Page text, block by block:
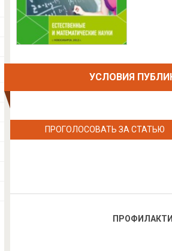
УСЛОВИЯ
ПРОГОЛОСОВАТЬ ЗА СТАТЬЮ